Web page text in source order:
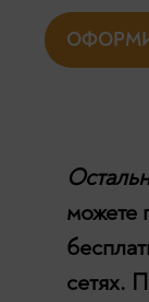
можете
сетях.